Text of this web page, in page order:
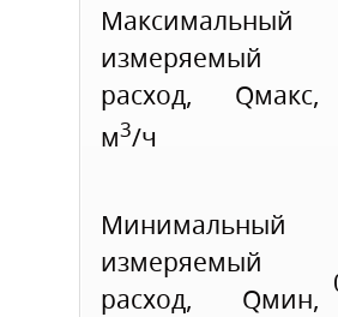
Максимальный
измеряемый
расход, Qмакс,
м3/ч
Минимальный
измеряемый
расход, Qмин,